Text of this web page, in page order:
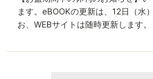
ます。eBOOKの更新は、12日（水
お、WEBサイトは随時更新します。